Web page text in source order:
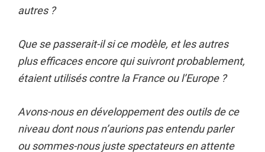
autres ?
Que se passerait-il si ce modèle, et les autres
plus efficaces encore qui suivront probablement,
étaient utilisés contre la France ou l’Europe ?
Avons-nous en développement des outils de ce
niveau dont nous n’aurions pas entendu parler
ou sommes-nous juste spectateurs en attente